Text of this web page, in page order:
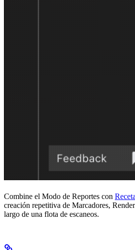
Combine el Modo de Reportes con
creación repetitiva de Marcadores,
largo de una flota de escaneos.